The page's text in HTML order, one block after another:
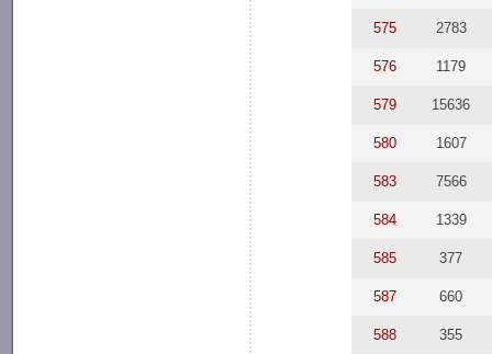
575 2783
576 1179
579 15636
580 1607
583 7566
584 1339
585 377
587 660
588 355